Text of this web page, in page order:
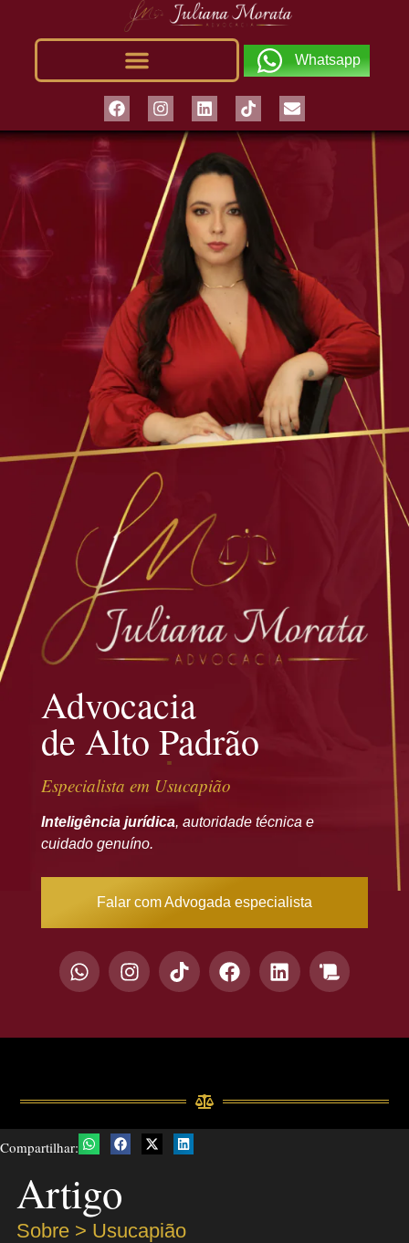
Whatsapp
Advocacia
de Alto Padrão
Especialista em Usucapião
Inteligência jurídica, autoridade técnica e
cuidado genuíno.
Falar com Advogada especialista
Compartilhar:
Artigo
Sobre > Usucapião